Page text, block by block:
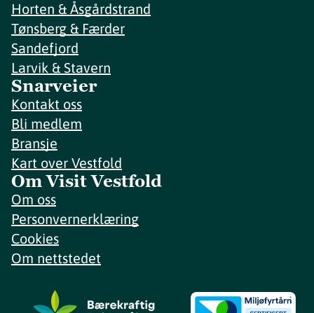
Horten & Åsgårdstrand
Tønsberg & Færder
Sandefjord
Larvik & Stavern
Snarveier
Kontakt oss
Bli medlem
Bransje
Kart over Vestfold
Om Visit Vestfold
Om oss
Personvernerklæring
Cookies
Om nettstedet